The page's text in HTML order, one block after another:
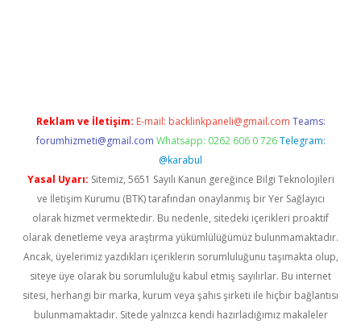
Reklam ve İletişim: E-mail: backlinkpaneli@gmail.com Teams:
forumhizmeti@gmail.com Whatsapp: 0262 606 0 726 Telegram:
@karabul
Yasal Uyarı: Sitemiz, 5651 Sayılı Kanun gereğince Bilgi Teknolojileri
ve İletişim Kurumu (BTK) tarafından onaylanmış bir Yer Sağlayıcı
olarak hizmet vermektedir. Bu nedenle, sitedeki içerikleri proaktif
olarak denetleme veya araştırma yükümlülüğümüz bulunmamaktadır.
Ancak, üyelerimiz yazdıkları içeriklerin sorumluluğunu taşımakta olup,
siteye üye olarak bu sorumluluğu kabul etmiş sayılırlar. Bu internet
sitesi, herhangi bir marka, kurum veya şahıs şirketi ile hiçbir bağlantısı
bulunmamaktadır. Sitede yalnızca kendi hazırladığımız makaleler